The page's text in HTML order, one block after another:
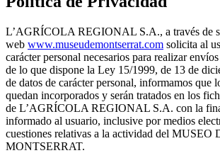
L’AGRÍCOLA REGIONAL S.A., a través de
web www.museudemontserrat.com solicita al
carácter personal necesarios para realizar
de lo que dispone la Ley 15/1999, de 13 de
de datos de carácter personal, informamos que
quedan incorporados y serán tratados en los
de L’AGRÍCOLA REGIONAL S.A. con la
informado al usuario, inclusive por medios
cuestiones relativas a la actividad del MUSEO
MONTSERRAT.